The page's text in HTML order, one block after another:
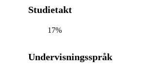
Studietakt
17%
Undervisningsspråk